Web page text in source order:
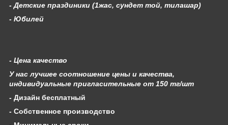
- Детские праздиники (1жас, сундет той, тилашар)
- Юбилей
- Цена качество
У нас лучшее соотношение цены и качества,
индивидуальные пригласительные от 150 тг/шт
- Дизайн бесплатный
- Собственное производство